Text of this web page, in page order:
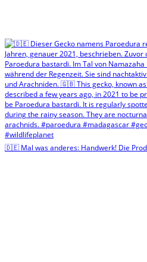
🇩🇪 Mal was anderes: Handwerk! Die